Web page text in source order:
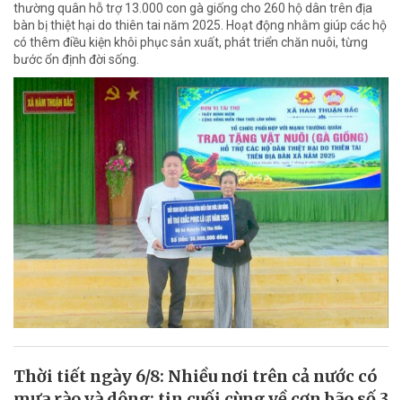
thường quân hỗ trợ 13.000 con gà giống cho 260 hộ dân trên địa
bàn bị thiệt hại do thiên tai năm 2025. Hoạt động nhằm giúp các hộ
có thêm điều kiện khôi phục sản xuất, phát triển chăn nuôi, từng
bước ổn định đời sống.
Thời tiết ngày 6/8: Nhiều nơi trên cả nước có